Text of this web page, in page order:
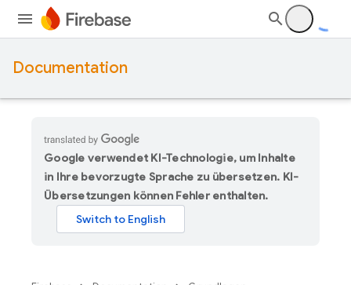
Documentation
Google verwendet KI-Technologie, um Inhalte
in Ihre bevorzugte Sprache zu übersetzen. KI-
Übersetzungen können Fehler enthalten.